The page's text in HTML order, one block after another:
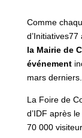
Comme
la Mairie de
événement
mars derniers.
La Foire de
d’IDF après
70 000